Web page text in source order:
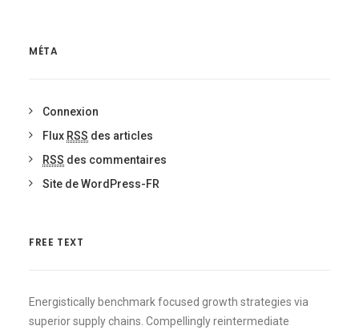
MÉTA
Connexion
Flux RSS des articles
RSS des commentaires
Site de WordPress-FR
FREE TEXT
Energistically benchmark focused growth strategies via
superior supply chains. Compellingly reintermediate